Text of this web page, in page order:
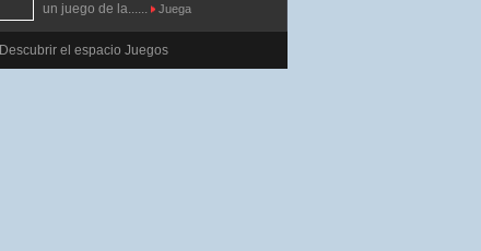
un juego de la......
Juega
Descubrir el espacio Juegos